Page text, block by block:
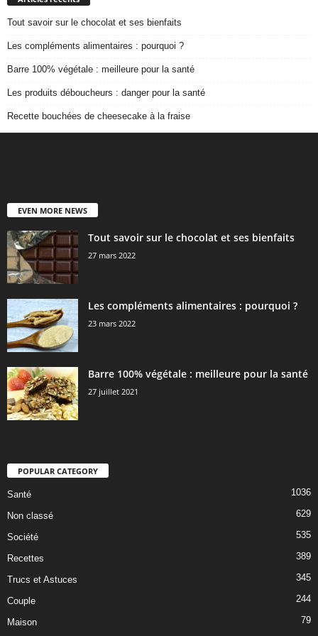
Tout savoir sur le chocolat et ses bienfaits
Les compléments alimentaires : pourquoi ?
Barre 100% végétale : meilleure pour la santé
Les produits déboucheurs : danger pour la santé
Recette bouchées de cheesecake à la fraise
EVEN MORE NEWS
Tout savoir sur le chocolat et ses bienfaits
27 mars 2022
Les compléments alimentaires : pourquoi ?
23 mars 2022
Barre 100% végétale : meilleure pour la santé
27 juillet 2021
POPULAR CATEGORY
Santé 1036
Non classé 629
Société 535
Recettes 389
Trucs et Astuces 345
Couple 244
Maison 79